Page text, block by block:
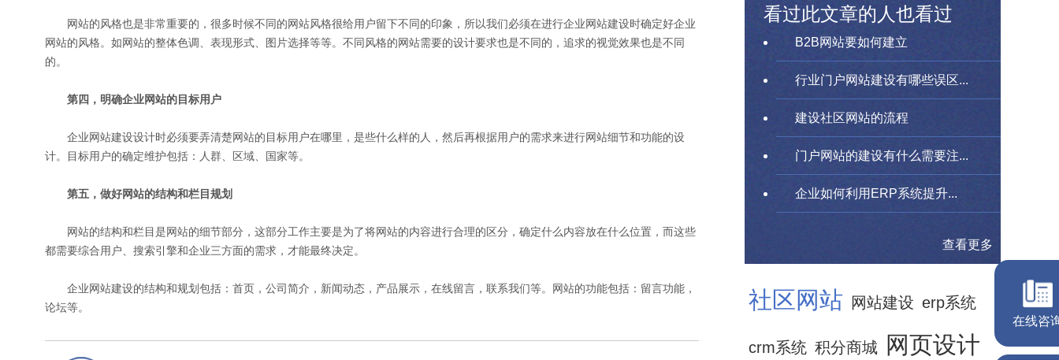
网站的风格也是非常重要的，很多时候不同的网站风格很给用户留下不同的印象，所以我们必须在进行企业网站建设时确定好企业
网站的风格。如网站的整体色调、表现形式、图片选择等等。不同风格的网站需要的设计要求也是不同的，追求的视觉效果也是不同
的。
第四，明确企业网站的目标用户
企业网站建设设计时必须要弄清楚网站的目标用户在哪里，是些什么样的人，然后再根据用户的需求来进行网站细节和功能的设
计。目标用户的确定维护包括：人群、区域、国家等。
第五，做好网站的结构和栏目规划
网站的结构和栏目是网站的细节部分，这部分工作主要是为了将网站的内容进行合理的区分，确定什么内容放在什么位置，而这些
都需要综合用户、搜索引擎和企业三方面的需求，才能最终决定。
企业网站建设的结构和规划包括：首页，公司简介，新闻动态，产品展示，在线留言，联系我们等。网站的功能包括：留言功能，
论坛等。
看过此文章的人也看过
B2B网站要如何建立
行业门户网站建设有哪些误区...
建设社区网站的流程
门户网站的建设有什么需要注...
企业如何利用ERP系统提升...
查看更多
社区网站 网站建设 erp系统
crm系统 积分商城 网页设计